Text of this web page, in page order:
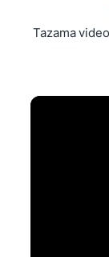
Tazama